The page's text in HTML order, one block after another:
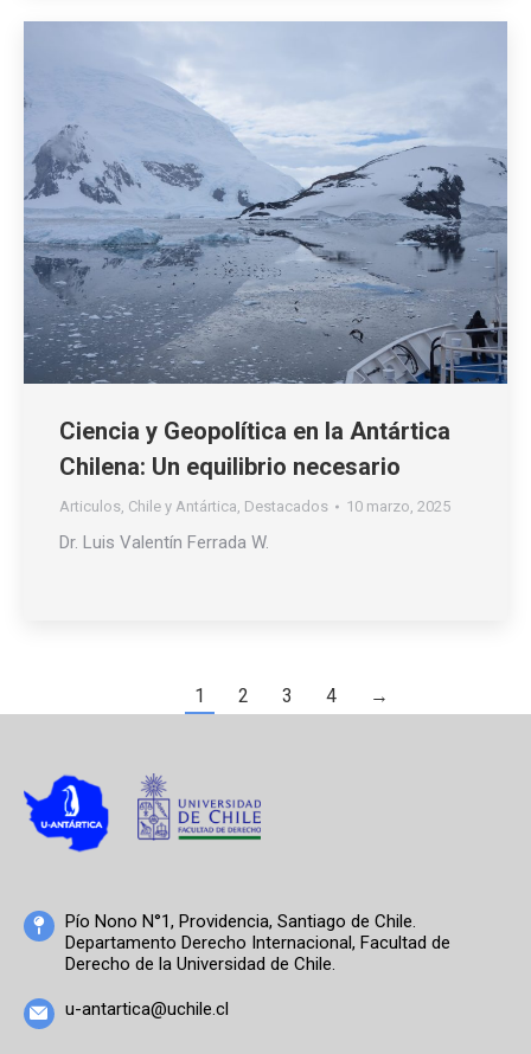
Ciencia y Geopolítica en la Antártica
Chilena: Un equilibrio necesario
Articulos, Chile y Antártica, Destacados 10 marzo, 2025
Dr. Luis Valentín Ferrada W.
1 2 3 4 →
Pío Nono N°1, Providencia, Santiago de Chile.
Departamento Derecho Internacional, Facultad de
Derecho de la Universidad de Chile.
u-antartica@uchile.cl